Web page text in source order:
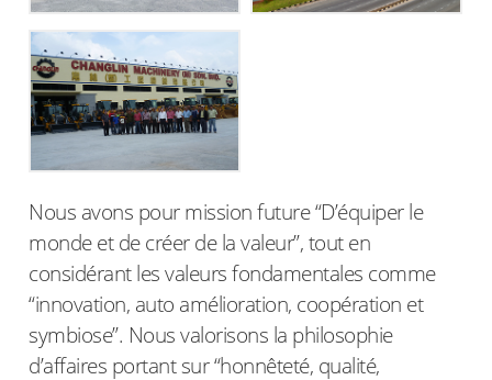
Nous avons pour mission future “D’équiper le
monde et de créer de la valeur”, tout en
considérant les valeurs fondamentales comme
“innovation, auto amélioration, coopération et
symbiose”. Nous valorisons la philosophie
d’affaires portant sur “honnêteté, qualité,